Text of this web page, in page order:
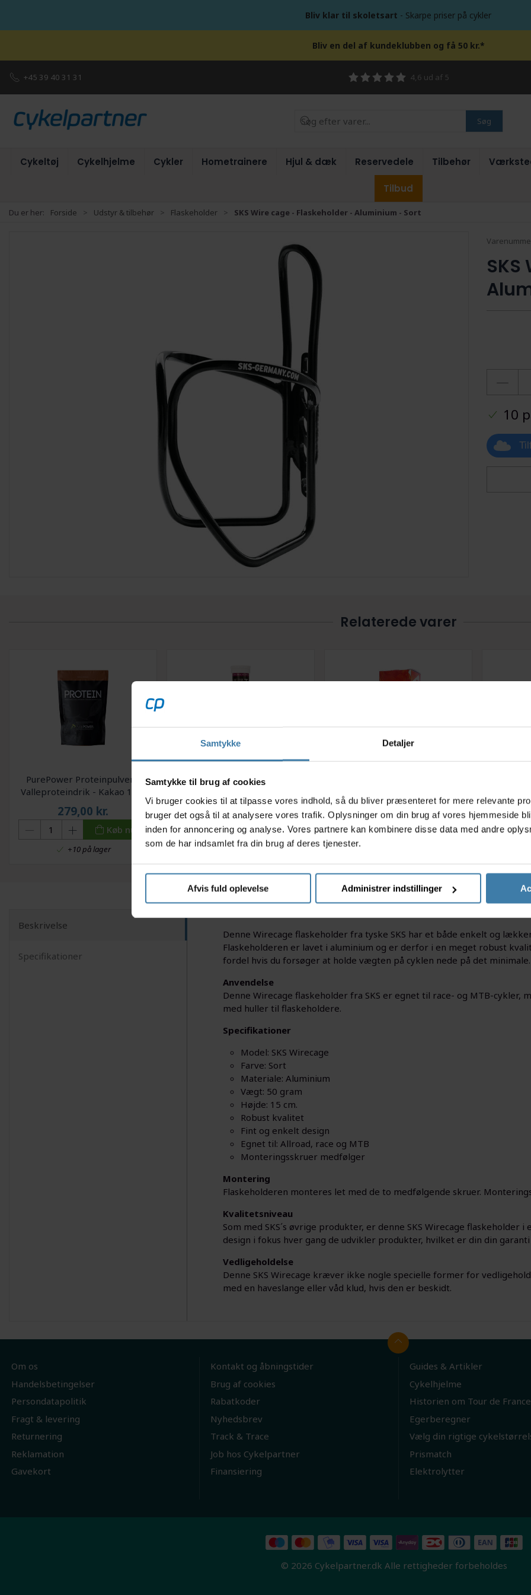
Samtykke Detaljer
Samtykke til brug af cookies
Vi bruger cookies til at tilpasse vores indhold, så du bliver præsenteret for mere relevante
bruger det også til at analysere vores trafik. Oplysninger om din brug af vores hjemmeside
inden for annoncering og analyse. Vores partnere kan kombinere disse data med andre
som de har indsamlet fra din brug af deres tjenester.
Afvis fuld oplevelse Administrer indstillinger
Bliv klar til skoletsart - Skarpe priser på cykler
Bliv en del af kundeklubben og få 50 kr.*
+45 39 40 31 31 4,6 ud af 5
Søg
Cykeltøj Cykelhjelme Cykler Hometrainere Hjul & dæk Reservedele Tilbehør
Tilbud
Du er her: Forside Udstyr & tilbehør Flaskeholder SKS Wire cage - Flaskeholder - Aluminium - Sort
10
Relaterede varer
PurePower Proteinpulver -
Valleproteindrik - Kakao 1 kg
279,00 kr.
Køb nu
+10 på lager
PurePower Hydro - Elektrolyt
35,00kr.
Køb nu
+10 på lager
smagsvarianter
139,00 kr.
Køb nu
Beskrivelse
Specifikationer
Denne Wirecage flaskeholder fra tyske SKS har et både enkelt og
Flaskeholderen er lavet i aluminium og er derfor i en meget robust
fordel hvis du forsøger at holde vægten på cyklen nede på det minimale.
Anvendelse
Denne Wirecage flaskeholder fra SKS er egnet til race- og MTB-
med huller til flaskeholdere.
Specifikationer
Model: SKS Wirecage
Farve: Sort
Materiale: Aluminium
Vægt: 50 gram
Højde: 15 cm.
Robust kvalitet
Fint og enkelt design
Egnet til: Allroad, race og MTB
Monteringsskruer medfølger
Montering
Flaskeholderen monteres let med de to medfølgende skruer.
Kvalitetsniveau
Som med SKS´s øvrige produkter, er denne SKS Wirecage
design i fokus hver gang de udvikler produkter, hvilket er din din
Vedligeholdelse
Denne SKS Wirecage kræver ikke nogle specielle former for
med en haveslange eller våd klud, hvis den er beskidt.
Om os
Handelsbetingelser
Persondatapolitik
Fragt & levering
Returnering
Reklamation
Gavekort
Kontakt og åbningstider
Brug af cookies
Rabatkoder
Nyhedsbrev
Track & Trace
Job hos Cykelpartner
Finansiering
Guides & Artikler
Cykelhjelme
Historien om Tour de France
Egerberegner
Vælg din rigtige
Prismatch
Elektrolytter
© 2026 Cykelpartner.dk Alle rettigheder forbeholdes